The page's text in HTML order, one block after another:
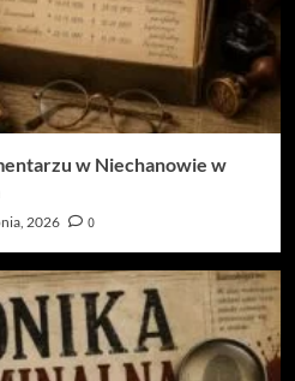
w Niechanowie w
2026 0